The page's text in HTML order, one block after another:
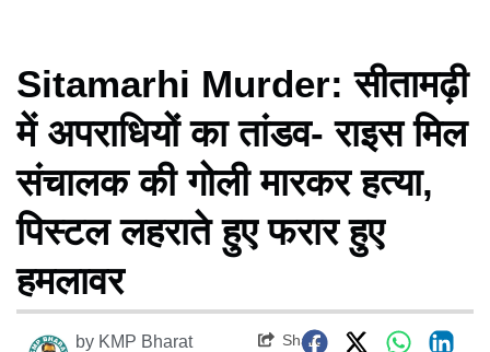
Sitamarhi Murder: सीतामढ़ी
में अपराधियों का तांडव- राइस मिल
संचालक की गोली मारकर हत्या,
पिस्टल लहराते हुए फरार हुए
हमलावर
by KMP Bharat
Share